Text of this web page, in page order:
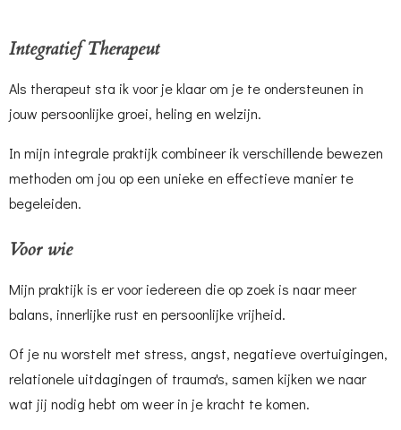
Integratief Therapeut
Als therapeut sta ik voor je klaar om je te ondersteunen in
jouw persoonlijke groei, heling en welzijn.
In mijn integrale praktijk combineer ik verschillende bewezen
methoden om jou op een unieke en effectieve manier te
begeleiden.
Voor wie
Mijn praktijk is er voor iedereen die op zoek is naar meer
balans, innerlijke rust en persoonlijke vrijheid.
Of je nu worstelt met stress, angst, negatieve overtuigingen,
relationele uitdagingen of trauma's, samen kijken we naar
wat jij nodig hebt om weer in je kracht te komen.